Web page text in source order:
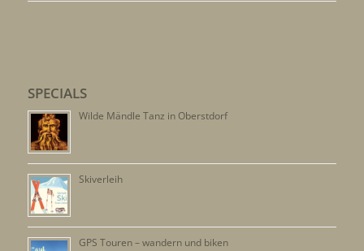
SPECIALS
Wilde Mändle Tanz in Oberstdorf
Skiverleih
GPS Touren – wandern und biken